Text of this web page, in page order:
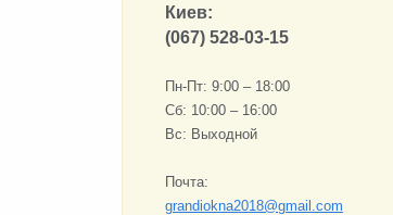
Киев:
(067) 528-03-15
Пн-Пт: 9:00 – 18:00
Сб: 10:00 – 16:00
Вс: Выходной
Почта:
grandiokna2018@gmail.com